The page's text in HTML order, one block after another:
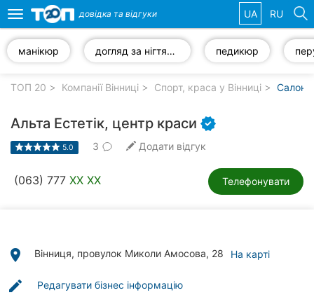
компанії
клініки
Toggle
navigation
довідка та відгуки UA RU
манікюр догляд за нігтями педикюр
ТОП 20 Компанії Вінниці Спорт, краса у Вінниці Салони
Альта Естетік, центр краси
5.0 3 Додати відгук
(063) 777 XX XX Телефонувати
place Вінниця, провулок Миколи Амосова, 28 На карті
edit Редагувати бізнес інформацію